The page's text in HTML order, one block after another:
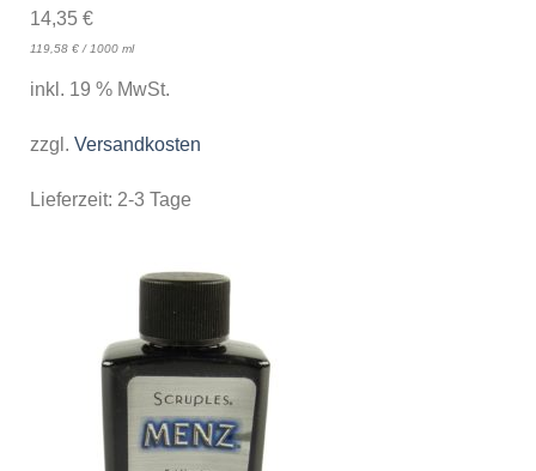
14,35 €
119,58 €/1000 ml
inkl. 19 % MwSt.
zzgl. Versandkosten
Lieferzeit: 2-3 Tage